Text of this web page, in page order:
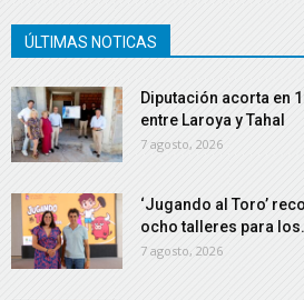
ÚLTIMAS NOTICAS
Diputación acorta en
entre Laroya y Tahal
7 agosto, 2026
‘Jugando al Toro’
ocho talleres para
7 agosto, 2026